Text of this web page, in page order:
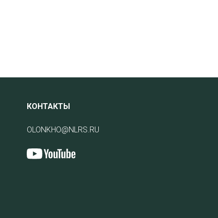
КОНТАКТЫ
OLONKHO@NLRS.RU